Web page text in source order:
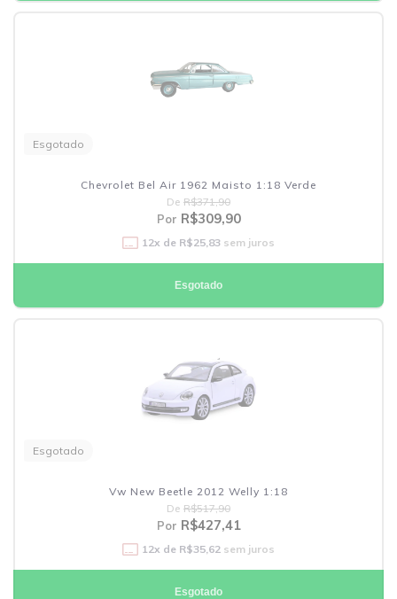
Esgotado
Chevrolet Bel Air 1962 Maisto 1:18 Verde
De R$371,90
Por R$309,90
12x de R$25,83 sem juros
Esgotado
Esgotado
Vw New Beetle 2012 Welly 1:18
De R$517,90
Por R$427,41
12x de R$35,62 sem juros
Esgotado